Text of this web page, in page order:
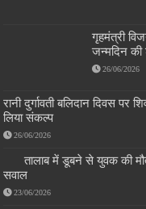
गृहमंत्री
जन्मदिन
26/06/2026
रानी दुर्गावती बलिदान दिवस
लिया संकल्प
26/06/2026
तालाब में डूबने से युवक की
सवाल
23/06/2026